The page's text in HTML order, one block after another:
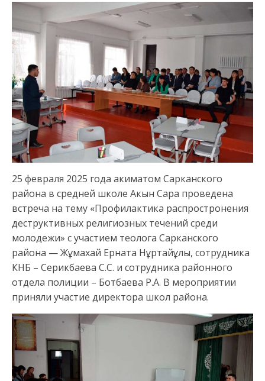
25 февраля 2025 года акиматом Сарканского
района в средней школе Акын Сара проведена
встреча на тему «Профилактика распростронения
деструктивных религиозных течений среди
молодежи» с участием теолога Сарканского
района — Жұмахай Ерната Нұртайұлы, сотрудника
КНБ – Серикбаева С.С. и сотрудника районного
отдела полиции – Ботбаева Р.А. В мероприятии
приняли участие директора школ района.